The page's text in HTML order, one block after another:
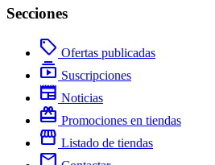
Secciones
local_offer Ofertas publicadas
subscriptions Suscripciones
newspaper Noticias
redeem Promociones en tiendas
storefront Listado de tiendas
mail